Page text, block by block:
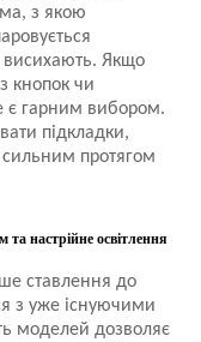
з якою
висихають. Якщо
кнопок чи
є гарним вибором.
підкладки,
протягом
настрійне освітлення
ставлення до
з уже існуючими
моделей дозволяє